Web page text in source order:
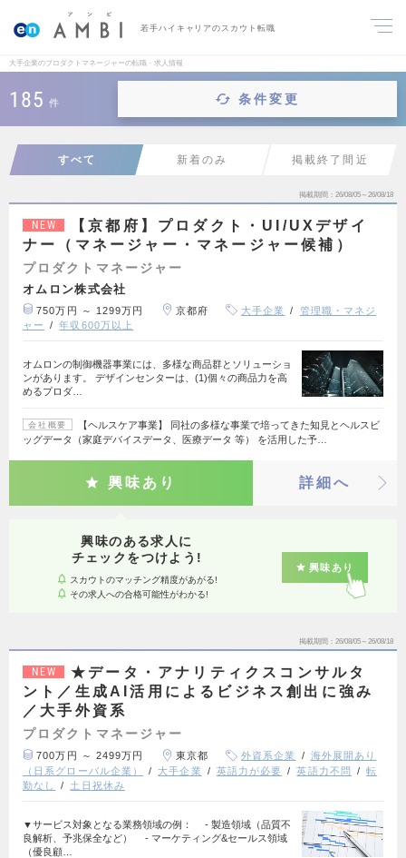
若手ハイキャリアのスカウト転職
大手企業のプロダクトマネージャーの転職・求人情報
185 件 条件変更
すべて 新着のみ 掲載終了間近
掲載期間 26/08/05～26/08/18
NEW
【京都府】プロダクト・UI/UXデザイ
ナー（マネージャー・マネージャー候補）
プロダクトマネージャー
オムロン株式会社
750万円 ～ 1299万円 京都府 大手企業
管理職・マネジ
ャー
年収600万以上
オムロンの制御機器事業には、多様な商品群とソリューショ
ンがあります。 デザインセンターは、(1)個々の商品力を高
めるプロダ…
会社概要
【ヘルスケア事業】 同社の多様な事業で培ってきた知見とヘルスビ
ッグデータ（家庭デバイスデータ、医療データ 等） を活用した予…
興味あり 詳細へ
興味のある求人に
チェックをつけよう!
スカウトのマッチング精度があがる!
その求人への合格可能性がわかる!
興味あり
掲載期間 26/08/05～26/08/18
NEW
★データ・アナリティクスコンサルタ
ント／生成AI活用によるビジネス創出に強み
／大手外資系
プロダクトマネージャー
700万円 ～ 2499万円 東京都 外資系企業
海外展開あり
（日系グローバル企業）
大手企業 英語力が必要 英語力不問
転
勤なし
土日祝休み
▼サービス対象となる業務領域の例： - 製造領域（品質不
良解析、予兆保全など） - マーケティング&セールス領域
（優良顧…